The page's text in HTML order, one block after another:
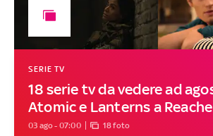
18 serie tv da vedere ad
Atomic e Lanterns a
SERIE TV
03 ago - 07:00 18 foto